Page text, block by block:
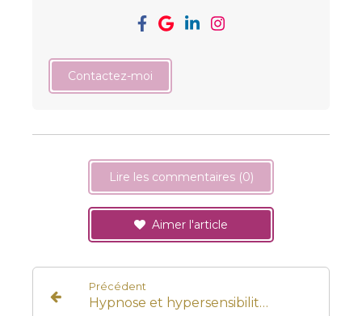
Contactez-moi
Lire les commentaires (0)
Aimer l'article
Précédent
Hypnose et hypersensibilité : quand les émotions deviennent trop fortes